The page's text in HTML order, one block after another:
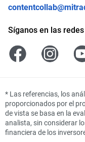
Síganos en las
* Las referencias, los
proporcionados por el
de vista se basa en la
analista, sin considerar
financiera de los